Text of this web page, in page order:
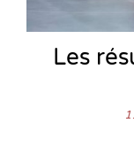
Les